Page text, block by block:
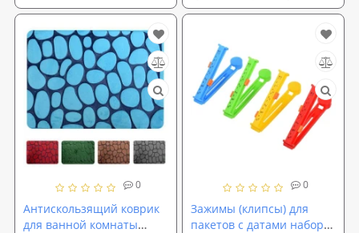
0
Антискользящий коврик
для ванной комнаты
0
Зажимы (клипсы) для
пакетов с датами набор